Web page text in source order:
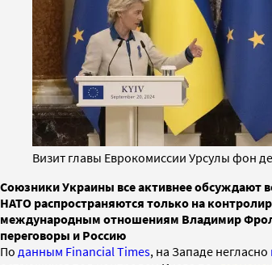
Визит главы Еврокомиссии Урсулы фон
Союзники Украины все активнее обсуждают
НАТО распространяются только на
международным отношениям Владимир
переговоры и Россию
По данным Financial Times, на Западе негласно